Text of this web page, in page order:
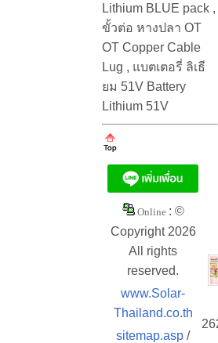
Lithium BLUE pack ,
ขั้วต่อ หางปลา OT
OT Copper Cable
Lug , แบตเตอรี่ ลิเธี
ยม 51V Battery
Lithium 51V
Online : ©
Copyright 2026
All rights
reserved.
www.Solar-
Thailand.co.th
sitemap.asp /